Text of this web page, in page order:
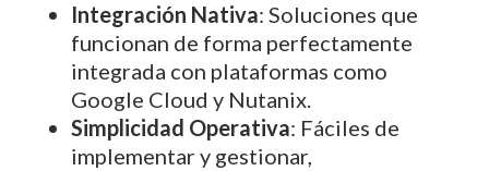
Integración Nativa: Soluciones que
funcionan de forma perfectamente
integrada con plataformas como
Google Cloud y Nutanix.
Simplicidad Operativa: Fáciles de
implementar y gestionar,